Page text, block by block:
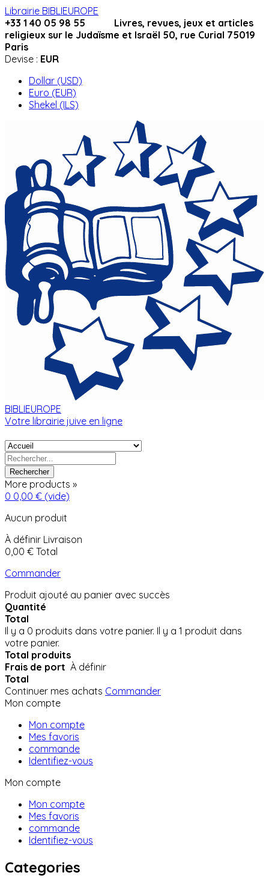
Librairie BIBLIEUROPE
+33 1 40 05 98 55 Livres, revues, jeux et articles
religieux sur le Judaïsme et Israël 50, rue Curial 75019
Paris
Devise : EUR
Dollar (USD)
Euro (EUR)
Shekel (ILS)
BIBLIEUROPE
Votre librairie juive en ligne
Rechercher
More products »
0 0,00 € (vide)
Aucun produit
À définir Livraison
0,00 € Total
Commander
Produit ajouté au panier avec succès
Quantité
Total
Il y a 0 produits dans votre panier. Il y a 1 produit dans
votre panier.
Total produits
Frais de port À définir
Total
Continuer mes achats Commander
Mon compte
Mon compte
Mes favoris
commande
Identifiez-vous
Mon compte
Mon compte
Mes favoris
commande
Identifiez-vous
Categories